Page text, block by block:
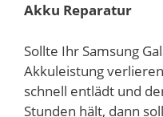
Akku Reparatur
Sollte Ihr Samsung
Akkuleistung
schnell entlädt und
Stunden hält, dann